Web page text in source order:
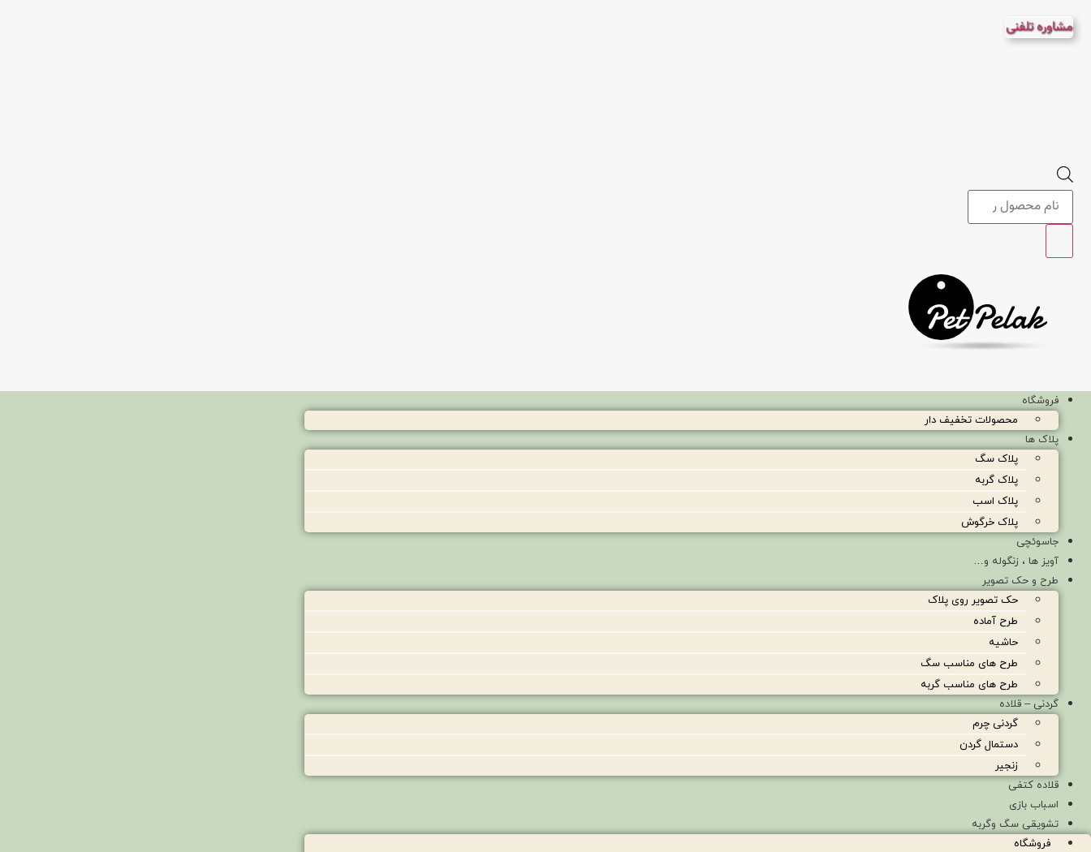
محتوا
مشاوره تلفنی
Products
search
فروشگاه
محصولات تخفیف دار
پلاک ها
پلاک سگ
پلاک گربه
پلاک اسب
پلاک خرگوش
جاسوئچی
آویز ها ، زنگوله و…
طرح و حک تصویر
حک تصویر روی پلاک
طرح آماده
حاشیه
طرح های مناسب سگ
طرح های مناسب گربه
گردنی – قلاده
گردنی چرم
دستمال گردن
زنجیر
قلاده کتفی
اسباب بازی
تشویقی سگ وگربه
فروشگاه